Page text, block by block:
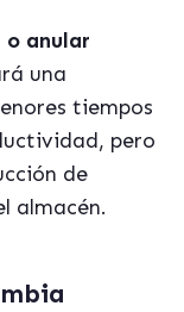
o anular
una
tiempos
pero
de
almacén.